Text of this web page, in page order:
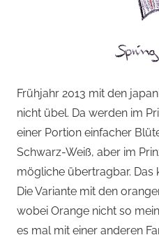
Frühjahr 2013 mit den
nicht übel. Da werden im
einer Portion einfacher
Schwarz-Weiß, aber im
mögliche übertragbar. Das
Die Variante mit den
wobei Orange nicht so
es mal mit einer anderen